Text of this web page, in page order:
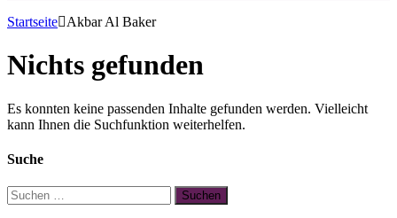
Startseite
Akbar Al Baker
Nichts gefunden
Es konnten keine passenden Inhalte gefunden werden. Vielleicht
kann Ihnen die Suchfunktion weiterhelfen.
Suche
Suchen
nach: